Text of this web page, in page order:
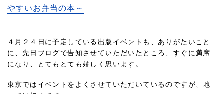
やすいお弁当の本～
４月２４日に予定している出版イベントも、ありがたいこと
に、先日ブログで告知させていただいたところ、すぐに満席
になり、とてもとても嬉しく思います。
東京ではイベントをよくさせていただいているのですが、地